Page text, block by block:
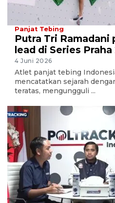
Panjat Tebing
Putra Tri Ramadani
lead di Series Praha
4 Juni 2026
Atlet panjat tebing
mencatatkan sejarah
teratas, mengungguli ...